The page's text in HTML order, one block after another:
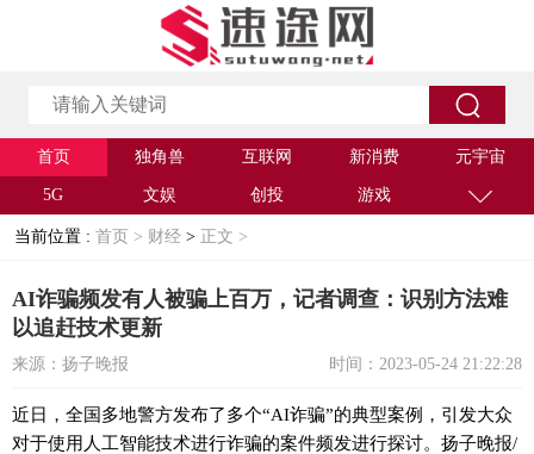
首页 独角兽 互联网 新消费 元宇宙
5G 文娱 创投 游戏
当前位置 : 首页 > 财经 > 正文 >
AI诈骗频发有人被骗上百万，记者调查：识别方法难
以追赶技术更新
来源：扬子晚报 时间：2023-05-24 21:22:28
近日，全国多地警方发布了多个“AI诈骗”的典型案例，引发大众
对于使用人工智能技术进行诈骗的案件频发进行探讨。扬子晚报/